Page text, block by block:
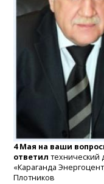
4 Мая на ваши
ответил технический
«Караганда
Плотников